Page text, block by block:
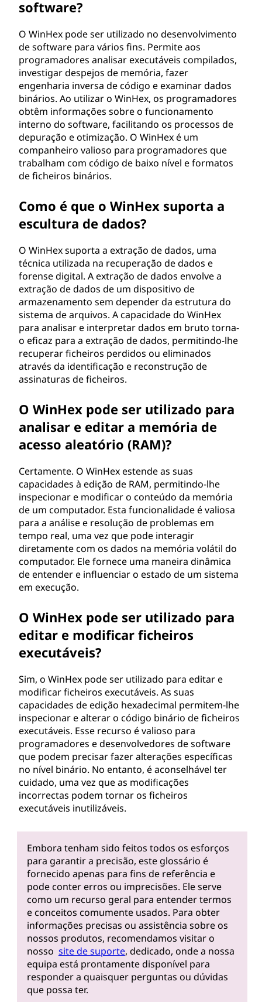
software?
O WinHex pode ser utilizado no desenvolvimento
de software para vários fins. Permite aos
programadores analisar executáveis compilados,
investigar despejos de memória, fazer
engenharia inversa de código e examinar dados
binários. Ao utilizar o WinHex, os programadores
obtêm informações sobre o funcionamento
interno do software, facilitando os processos de
depuração e otimização. O WinHex é um
companheiro valioso para programadores que
trabalham com código de baixo nível e formatos
de ficheiros binários.
Como é que o WinHex suporta a
escultura de dados?
O WinHex suporta a extração de dados, uma
técnica utilizada na recuperação de dados e
forense digital. A extração de dados envolve a
extração de dados de um dispositivo de
armazenamento sem depender da estrutura do
sistema de arquivos. A capacidade do WinHex
para analisar e interpretar dados em bruto torna-
o eficaz para a extração de dados, permitindo-lhe
recuperar ficheiros perdidos ou eliminados
através da identificação e reconstrução de
assinaturas de ficheiros.
O WinHex pode ser utilizado para
analisar e editar a memória de
acesso aleatório (RAM)?
Certamente. O WinHex estende as suas
capacidades à edição de RAM, permitindo-lhe
inspecionar e modificar o conteúdo da memória
de um computador. Esta funcionalidade é valiosa
para a análise e resolução de problemas em
tempo real, uma vez que pode interagir
diretamente com os dados na memória volátil do
computador. Ele fornece uma maneira dinâmica
de entender e influenciar o estado de um sistema
em execução.
O WinHex pode ser utilizado para
editar e modificar ficheiros
executáveis?
Sim, o WinHex pode ser utilizado para editar e
modificar ficheiros executáveis. As suas
capacidades de edição hexadecimal permitem-lhe
inspecionar e alterar o código binário de ficheiros
executáveis. Esse recurso é valioso para
programadores e desenvolvedores de software
que podem precisar fazer alterações específicas
no nível binário. No entanto, é aconselhável ter
cuidado, uma vez que as modificações
incorrectas podem tornar os ficheiros
executáveis inutilizáveis.
Embora tenham sido feitos todos os esforços
para garantir a precisão, este glossário é
fornecido apenas para fins de referência e
pode conter erros ou imprecisões. Ele serve
como um recurso geral para entender termos
e conceitos comumente usados. Para obter
informações precisas ou assistência sobre os
nossos produtos, recomendamos visitar o
nosso site de suporte, dedicado, onde a nossa
equipa está prontamente disponível para
responder a quaisquer perguntas ou dúvidas
que possa ter.